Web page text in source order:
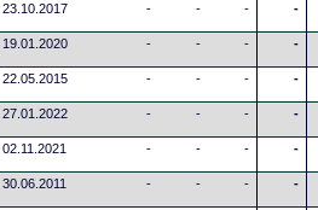
23.10.2017 - - - -
19.01.2020 - - - -
22.05.2015 - - - -
27.01.2022 - - - -
02.11.2021 - - - -
30.06.2011 - - - -